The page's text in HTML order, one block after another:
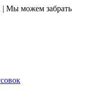
| Мы можем забрать